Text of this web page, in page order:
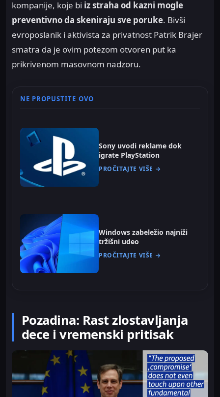
kompanije, koje bi iz straha od kazni mogle
preventivno da skeniraju sve poruke. Bivši
evroposlanik i aktivista za privatnost Patrik Brajer
smatra da je ovim potezom otvoren put ka
prikrivenom masovnom nadzoru.
NE PROPUSTITE OVO
Sony uvodi reklame dok
igrate PlayStation
PROČITAJTE VIŠE →
Windows zabeležio najniži
tržišni udeo
PROČITAJTE VIŠE →
Pozadina: Rast zlostavljanja
dece i vremenski pritisak